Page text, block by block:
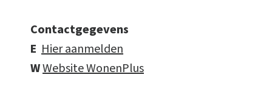
Contactgegevens
E Hier aanmelden
WWebsite WonenPlus